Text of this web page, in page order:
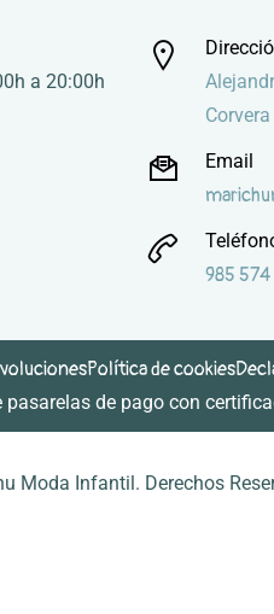
a 20:00h
Email
985
Política de cookies
pasarelas de pago con
Moda Infantil. Derechos